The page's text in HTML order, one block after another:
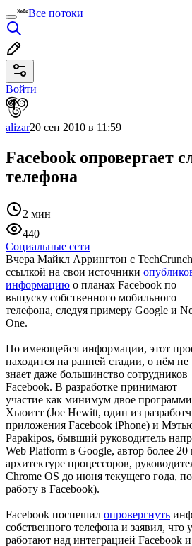
Все потоки
Войти
alizar20 сен 2010 в 11:59
Facebook опровергает
телефона
2 мин
440
Социальные сети
Вчера Майкл Аррингтон с
ссылкой на свои источники
информацию о планах Facebook по
выпуску собственного мобильного
телефона, следуя примеру Google и
One.
По имеющейся информации, этот
находится на ранней стадии, о нём не
знает даже большинство сотрудников
Facebook. В разработке принимают
участие как минимум двое
Хьюитт (Joe Hewitt, один из
приложения Facebook iPhone) и
Papakipos, бывший руководитель
Web Platform в Google, автор более 20
архитектуре процессоров,
Chrome OS до июня текущего года,
работу в Facebook).
Facebook поспешил опровергнуть
собственного телефона и заявил,
работают над интеграцией Facebook